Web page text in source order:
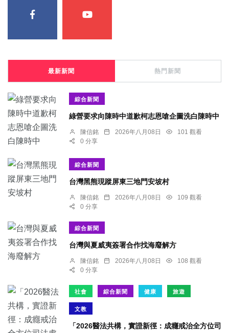
最新新聞 熱門新聞
綜合新聞
綠營要求向陳時中道歉柯志恩嗆企圖洗白陳時中
陳信銘 2026年八月08日
101 觀看
0 分享
綜合新聞
台灣黑熊現蹤屏東三地門安坡村
陳信銘 2026年八月08日
109 觀看
0 分享
綜合新聞
台灣與夏威夷簽署合作找海廢解方
陳信銘 2026年八月08日
108 觀看
0 分享
社會 綜合新聞 健康 旅遊
文教
「2026醫法共構，實證新徑：成癮戒治全方位司